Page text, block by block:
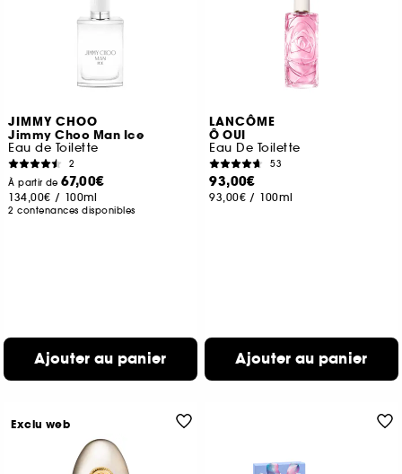
JIMMY CHOO
Jimmy Choo Man Ice
Eau de Toilette
2
À partir de67,00€
134,00€ / 100ml
2 contenances disponibles
Ajouter au panier
LANCÔME
Ô OUI
Eau De Toilette
53
93,00€
93,00€ / 100ml
Ajouter au panier
Exclu web